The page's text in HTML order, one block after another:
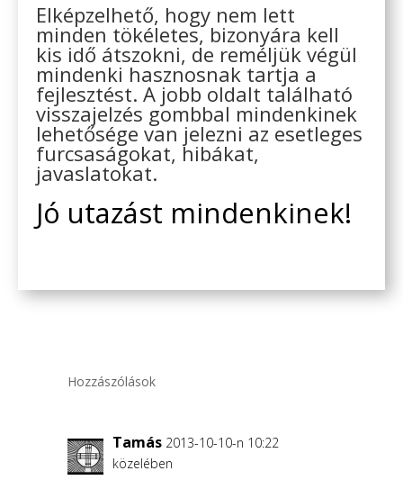
Elképzelhető, hogy nem lett
minden tökéletes, bizonyára kell
kis idő átszokni, de reméljük végül
mindenki hasznosnak tartja a
fejlesztést. A jobb oldalt található
visszajelzés gombbal mindenkinek
lehetősége van jelezni az esetleges
furcsaságokat, hibákat,
javaslatokat.
Jó utazást mindenkinek!
Hozzászólások
Tamás 2013-10-10-n 10:22
közelében